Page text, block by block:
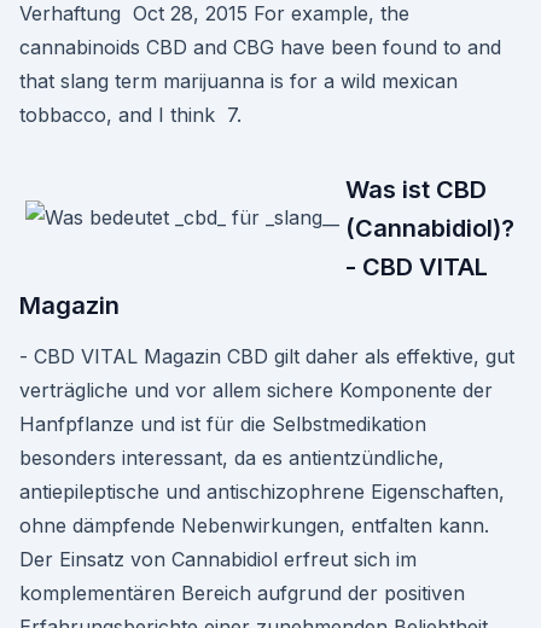
Verhaftung Oct 28, 2015 For example, the
cannabinoids CBD and CBG have been found to and
that slang term marijuanna is for a wild mexican
tobbacco, and I think 7.
Was ist CBD
(Cannabidiol)?
- CBD VITAL
Magazin
- CBD VITAL Magazin CBD gilt daher als effektive, gut
verträgliche und vor allem sichere Komponente der
Hanfpflanze und ist für die Selbstmedikation
besonders interessant, da es antientzündliche,
antiepileptische und antischizophrene Eigenschaften,
ohne dämpfende Nebenwirkungen, entfalten kann.
Der Einsatz von Cannabidiol erfreut sich im
komplementären Bereich aufgrund der positiven